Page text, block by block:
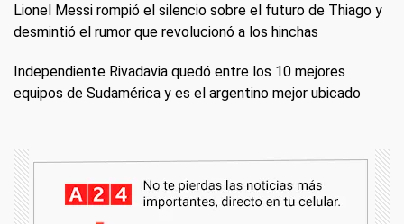
Lionel Messi rompió el silencio sobre el futuro de Thiago y
desmintió el rumor que revolucionó a los hinchas
Independiente Rivadavia quedó entre los 10 mejores
equipos de Sudamérica y es el argentino mejor ubicado